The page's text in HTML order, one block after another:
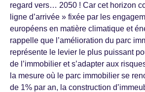
regard vers… 2050 ! Car cet horizon
ligne d’arrivée » fixée par les
européens en matière climatique et
rappelle que l’amélioration du parc
représente le levier le plus puissant
de l’immobilier et s’adapter aux
la mesure où le parc immobilier se
de 1% par an, la construction